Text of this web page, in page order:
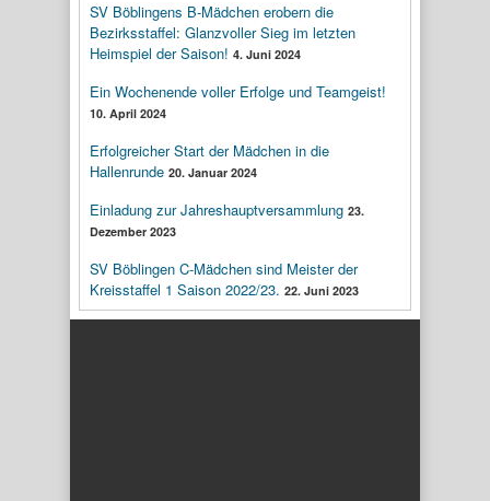
SV Böblingens B-Mädchen erobern die
Bezirksstaffel: Glanzvoller Sieg im letzten
Heimspiel der Saison! 4. Juni 2024
Ein Wochenende voller Erfolge und Teamgeist!
10. April 2024
Erfolgreicher Start der Mädchen in die
Hallenrunde 20. Januar 2024
Einladung zur Jahreshauptversammlung 23.
Dezember 2023
SV Böblingen C-Mädchen sind Meister der
Kreisstaffel 1 Saison 2022/23. 22. Juni 2023